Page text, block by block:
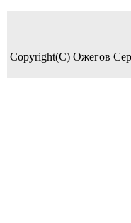
Copyright(C) Ожегов